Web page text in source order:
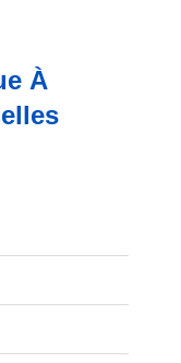
À